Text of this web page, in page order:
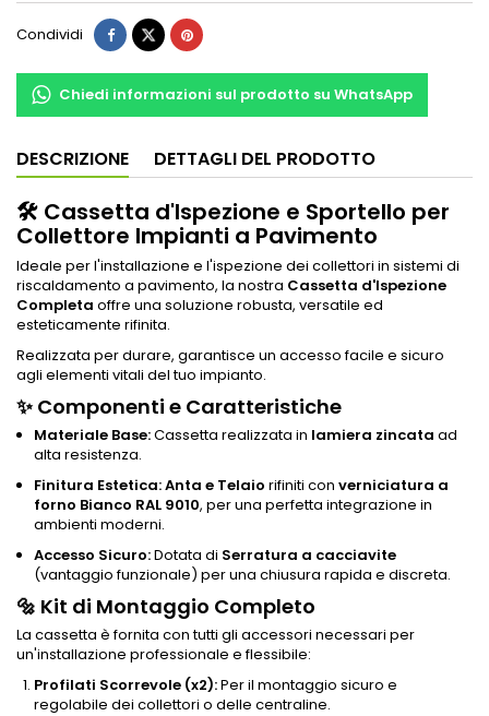
Condividi
Chiedi informazioni sul prodotto su WhatsApp
DESCRIZIONE DETTAGLI DEL PRODOTTO
🛠️ Cassetta d'Ispezione e Sportello per
Collettore Impianti a Pavimento
Ideale per l'installazione e l'ispezione dei collettori in sistemi di
riscaldamento a pavimento, la nostra Cassetta d'Ispezione
Completa offre una soluzione robusta, versatile ed
esteticamente rifinita.
Realizzata per durare, garantisce un accesso facile e sicuro
agli elementi vitali del tuo impianto.
✨ Componenti e Caratteristiche
Materiale Base:Cassetta realizzata in lamiera zincata ad
alta resistenza.
Finitura Estetica:Anta e Telaio rifiniti con verniciatura a
forno Bianco RAL 9010, per una perfetta integrazione in
ambienti moderni.
Accesso Sicuro:Dotata di Serratura a cacciavite
(vantaggio funzionale) per una chiusura rapida e discreta.
🔩 Kit di Montaggio Completo
La cassetta è fornita con tutti gli accessori necessari per
un'installazione professionale e flessibile:
Profilati Scorrevole (x2):Per il montaggio sicuro e
regolabile dei collettori o delle centraline.